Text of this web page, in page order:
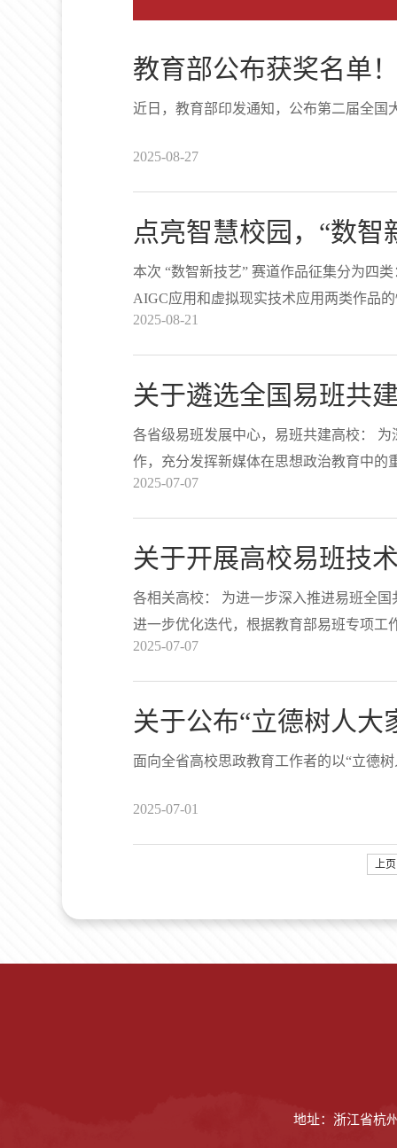
教育部公布获奖名单
近日，教育部印发通知，公布第二届全国
2025-08-27
点亮智慧校园，“数
本次 “数智新技艺” 赛道作品征集分为四
AIGC应用和虚拟现实技术应用两类作品
2025-08-21
关于遴选全国易班共
各省级易班发展中心，易班共建高校：
作，充分发挥新媒体在思想政治教育中的
容，着力打造具有传播力、影响力、引导
2025-07-07
关于开展高校易班技
各相关高校： 为进一步深入推进易班全
进一步优化迭代，根据教育部易班专项工
2025-07-07
关于公布“立德树人大
面向全省高校思政教育工作者的以“立德
2025-07-01
上页
地址：浙江省杭